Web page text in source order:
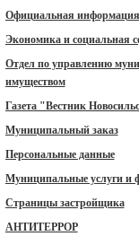
Официальная информация
Экономика и социальная
Отдел по управлению
имуществом
Газета "Вестник
Муниципальный заказ
Персональные данные
Муниципальные услуги и
Страницы застройщика
АНТИТЕРРОР